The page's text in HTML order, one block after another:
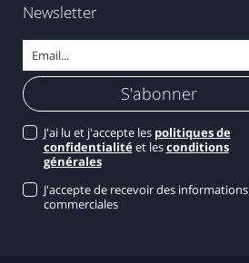
Newsletter
J'ai lu et j'accepte les politiques de
confidentialitéet lesconditions
générales
J'accepte de recevoir des informations
commerciales